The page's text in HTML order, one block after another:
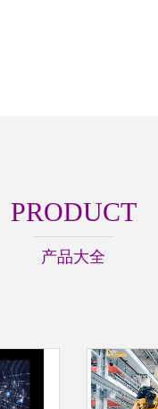
PRODUCT
产品大全